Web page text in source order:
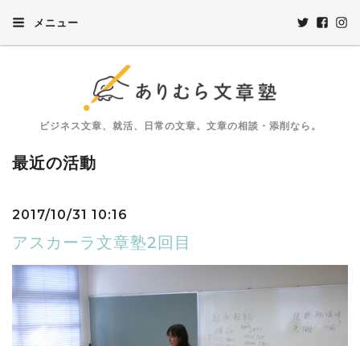
メニュー
ビジネス文章、就活、日常の文章。文章の相談・添削なら。
最近の活動
2017/10/31 10:16
アスカーラ文章塾2回目